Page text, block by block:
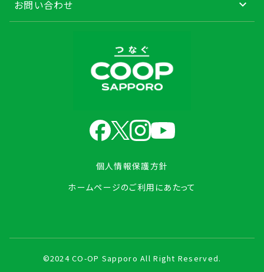
個人情報保護方針
ホームページのご利用にあたって
お問い合わせ
©2024 CO-OP Sapporo All Right Reserved.